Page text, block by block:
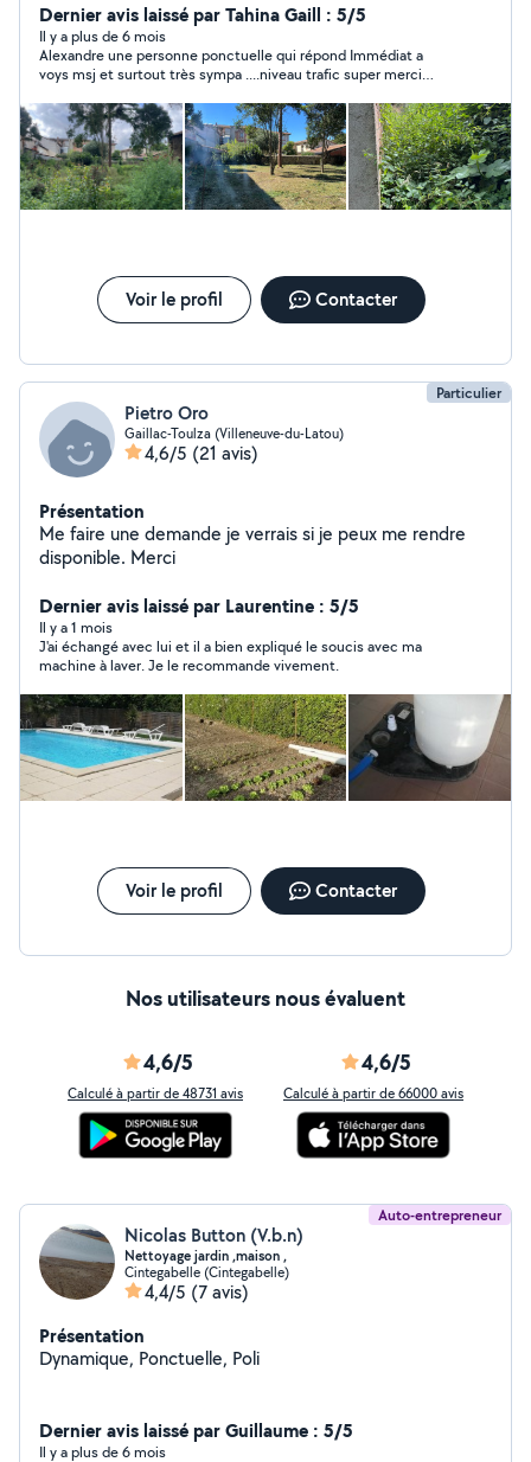
ou intervention ponctuelle. - Pour particuliers et
professionnels.
Dernier avis laissé par Tahina Gaill : 5/5
Il y a plus de 6 mois
Alexandre une personne ponctuelle qui répond Immédiat a
voys msj et surtout très sympa ....niveau trafic super merci
mais ce dur
Voir le profil Contacter
Particulier
Pietro Oro
Gaillac-Toulza (Villeneuve-du-Latou)
4,6/5 (21 avis)
Présentation
Me faire une demande je verrais si je peux me rendre
disponible. Merci
Dernier avis laissé par Laurentine : 5/5
Il y a 1 mois
J'ai échangé avec lui et il a bien expliqué le soucis avec ma
machine à laver. Je le recommande vivement.
Voir le profil Contacter
Nos utilisateurs nous évaluent
4,6/5
Calculé à partir de 48731 avis
4,6/5
Calculé à partir de 66000 avis
Auto-entrepreneur
Nicolas Button (V.b.n)
Nettoyage jardin ,maison ,
Cintegabelle (Cintegabelle)
4,4/5 (7 avis)
Présentation
Dynamique, Ponctuelle, Poli
Dernier avis laissé par Guillaume : 5/5
Il y a plus de 6 mois